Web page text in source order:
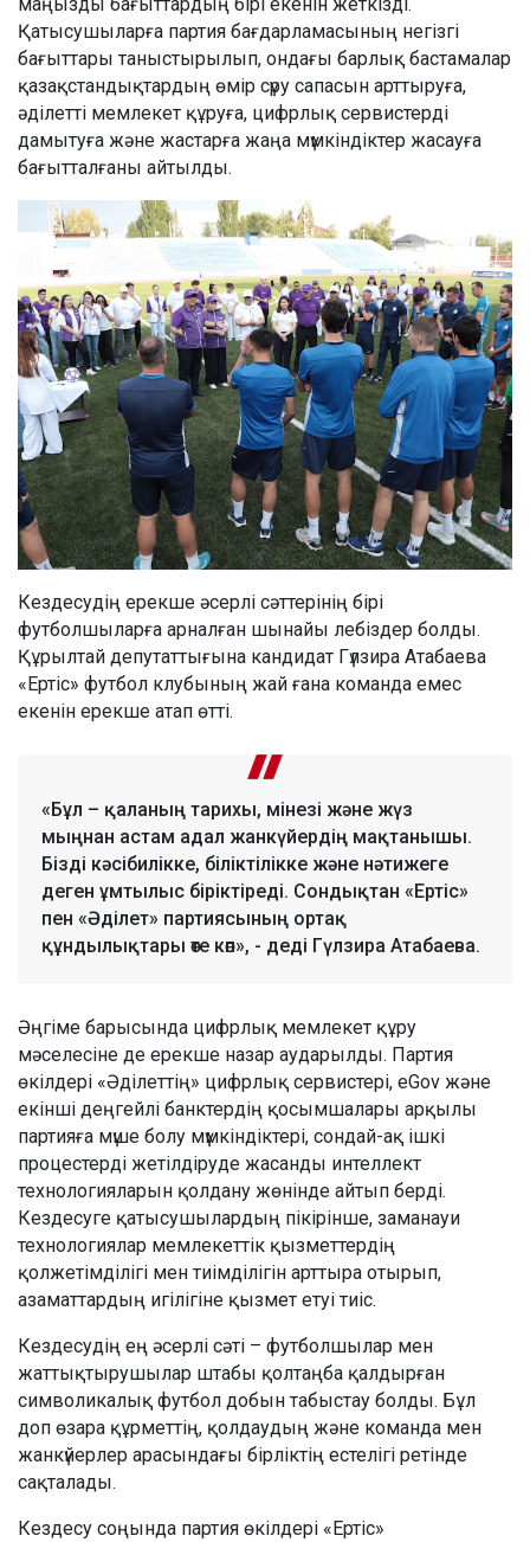
Қатысушыларға партия бағдарламасының негізгі
бағыттары таныстырылып, ондағы барлық бастамалар
қазақстандықтардың өмір сүру сапасын арттыруға,
әділетті мемлекет құруға, цифрлық сервистерді
дамытуға және жастарға жаңа мүмкіндіктер жасауға
бағытталғаны айтылды.
Кездесудің ерекше әсерлі сәттерінің бірі
футболшыларға арналған шынайы лебіздер болды.
Құрылтай депутаттығына кандидат Гүлзира Атабаева
«Ертіс» футбол клубының жай ғана команда емес
екенін ерекше атап өтті.
«Бұл – қаланың тарихы, мінезі және жүз
мыңнан астам адал жанкүйердің мақтанышы.
Бізді кәсібилікке, біліктілікке және нәтижеге
деген ұмтылыс біріктіреді. Сондықтан «Ертіс»
пен «Әділет» партиясының ортақ
құндылықтары өте көп», - деді Гүлзира Атабаева.
Әңгіме барысында цифрлық мемлекет құру
мәселесіне де ерекше назар аударылды. Партия
өкілдері «Әділеттің» цифрлық сервистері, eGov және
екінші деңгейлі банктердің қосымшалары арқылы
партияға мүше болу мүмкіндіктері, сондай-ақ ішкі
процестерді жетілдіруде жасанды интеллект
технологияларын қолдану жөнінде айтып берді.
Кездесуге қатысушылардың пікірінше, заманауи
технологиялар мемлекеттік қызметтердің
қолжетімділігі мен тиімділігін арттыра отырып,
азаматтардың игілігіне қызмет етуі тиіс.
Кездесудің ең әсерлі сәті – футболшылар мен
жаттықтырушылар штабы қолтаңба қалдырған
символикалық футбол добын табыстау болды. Бұл
доп өзара құрметтің, қолдаудың және команда мен
жанкүйерлер арасындағы бірліктің естелігі ретінде
сақталады.
Кездесу соңында партия өкілдері «Ертіс»